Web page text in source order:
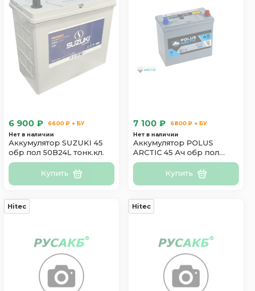
6 900 ₽
6600 ₽ + БУ
Нет в наличии
Аккумулятор SUZUKI 45
обр пол 50B24L тонк.кл.
Купить
7 100 ₽
6800 ₽ + БУ
Нет в наличии
Аккумулятор POLUS
ARCTIC 45 Ач обр пол
45B24L
Купить
Hitec Hitec